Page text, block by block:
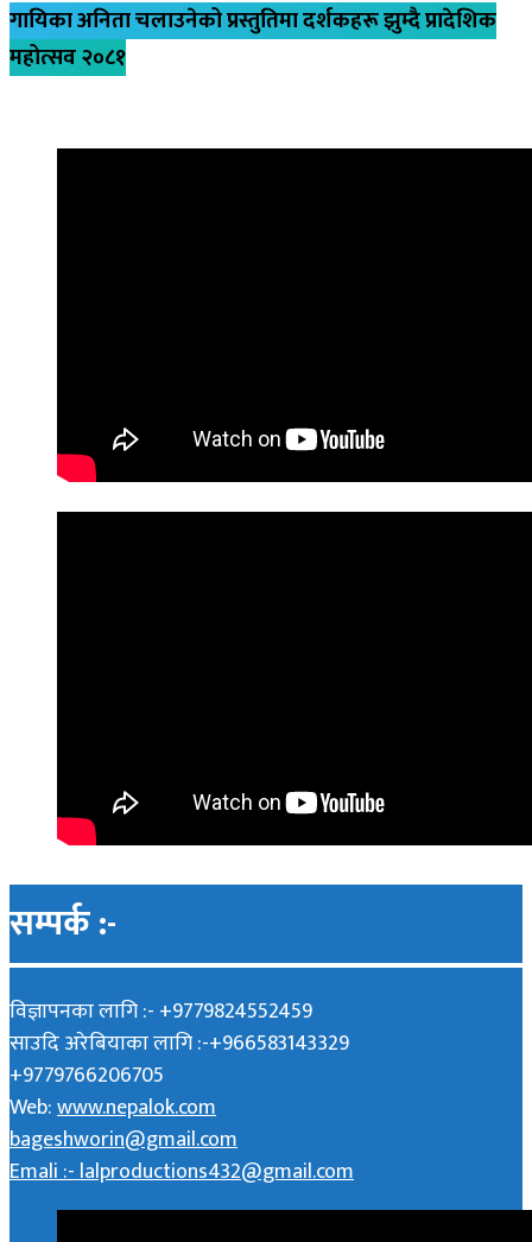
गायिका अनिता चलाउनेको प्रस्तुतिमा दर्शकहरू झुम्दै प्रादेशिक
महोत्सव २०८१
सम्पर्क :-
विज्ञापनका लागि :- +9779824552459
साउदि अरेबियाका लागि :-+966583143329
+9779766206705
Web:www.nepalok.com
bageshworin@gmail.com
Emali :- lalproductions432@gmail.com